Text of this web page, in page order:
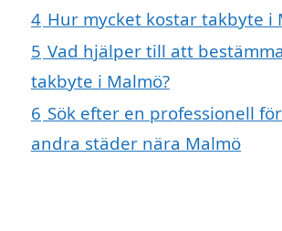
4 Hur mycket kostar takbyte i
5 Vad hjälper till att
takbyte i Malmö?
6 Sök efter en professionell
andra städer nära Malmö